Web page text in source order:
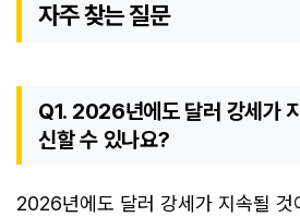
자주 찾는 질문
Q1. 2026년에도 달러 강세가
신할 수 있나요?
2026년에도 달러 강세가 지속될 것